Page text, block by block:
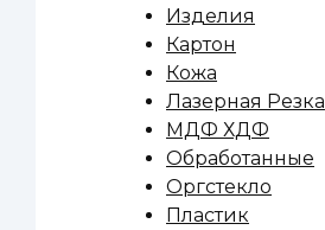
Изделия
Картон
Кожа
Лазерная Резка
МДФ ХДФ
Обработанные
Оргстекло
Пластик